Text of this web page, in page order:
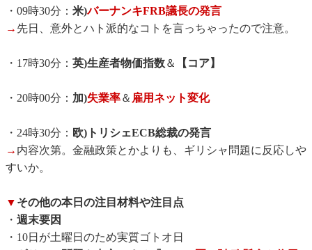
・09時30分： 米)バーナンキFRB議長の発言
→ 先日、意外とハト派的なコトを言っちゃったので注意。
・17時30分： 英)生産者物価指数＆ 【コア】
・20時00分： 加)失業率＆ 雇用ネット変化
・24時30分： 欧)トリシェECB総裁の発言
→ 内容次第。金融政策とかよりも、ギリシャ問題に反応しや
すいか。
▼ その他の本日の注目材料や注目点
・ 週末要因
・10日が土曜日のため実質ゴトオ日